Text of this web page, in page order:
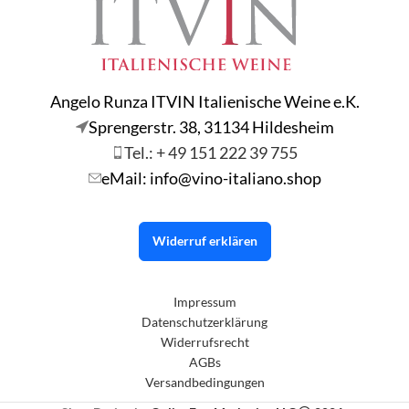
Angelo Runza ITVIN Italienische Weine e.K.
Sprengerstr. 38, 31134 Hildesheim
Tel.: + 49 151 222 39 755
eMail: info@vino-italiano.shop
Widerruf erklären
Impressum
Datenschutzerklärung
Widerrufsrecht
AGBs
Versandbedingungen